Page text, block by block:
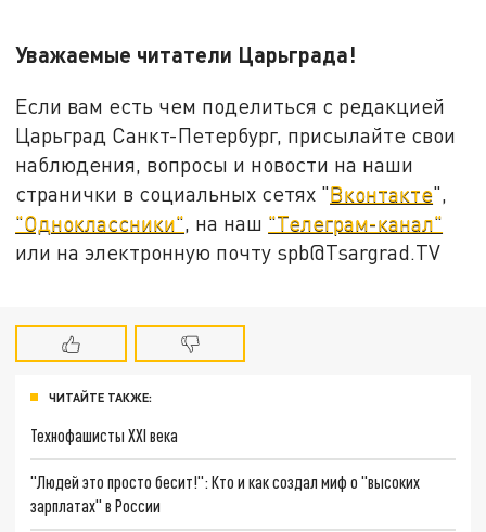
Уважаемые читатели Царьграда!
Если вам есть чем поделиться с редакцией
Царьград Санкт-Петербург, присылайте свои
наблюдения, вопросы и новости на наши
странички в социальных сетях "Вконтакте",
"Одноклассники", на наш "Телеграм-канал"
или на электронную почту spb@Tsargrad.TV
ЧИТАЙТЕ ТАКЖЕ:
Технофашисты XXI века
"Людей это просто бесит!": Кто и как создал миф о "высоких
зарплатах" в России